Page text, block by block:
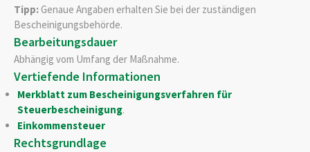
Tipp: Genaue Angaben erhalten Sie bei der zuständigen
Bescheinigungsbehörde.
Bearbeitungsdauer
Abhängig vom Umfang der Maßnahme.
Vertiefende Informationen
Merkblatt zum Bescheinigungsverfahren für
Steuerbescheinigung.
Einkommensteuer
Rechtsgrundlage